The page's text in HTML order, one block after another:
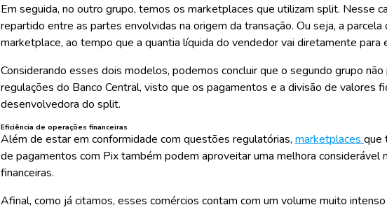
Em seguida, no outro grupo, temos os marketplaces que utilizam split. Nesse
repartido entre as partes envolvidas na origem da transação. Ou seja, a
marketplace, ao tempo que a quantia líquida do vendedor vai diretamente para
Considerando esses dois modelos, podemos concluir que o segundo grupo
regulações do Banco Central, visto que os pagamentos e a divisão de valores
desenvolvedora do split.
Eficiência de operações financeiras
Além de estar em conformidade com questões regulatórias, marketplaces que
de pagamentos com Pixtambém podem aproveitar uma melhora considerável
financeiras.
Afinal, como já citamos, esses comércios contam com um volume muito